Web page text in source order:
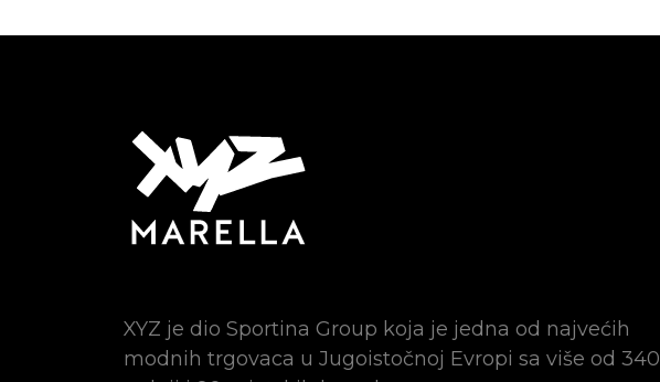
XYZ je dio Sportina Group koja je jedna od najvećih
modnih trgovaca u Jugoistočnoj Evropi sa više od 340